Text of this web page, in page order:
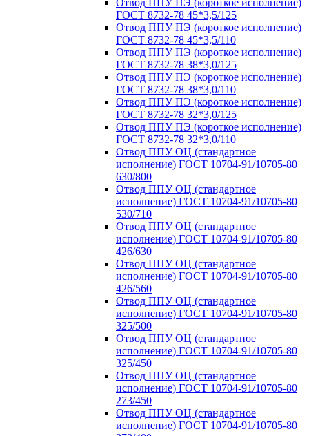
Отвод ППУ ПЭ (короткое исполнение)
ГОСТ 8732-78 45*3,5/125
Отвод ППУ ПЭ (короткое исполнение)
ГОСТ 8732-78 45*3,5/110
Отвод ППУ ПЭ (короткое исполнение)
ГОСТ 8732-78 38*3,0/125
Отвод ППУ ПЭ (короткое исполнение)
ГОСТ 8732-78 38*3,0/110
Отвод ППУ ПЭ (короткое исполнение)
ГОСТ 8732-78 32*3,0/125
Отвод ППУ ПЭ (короткое исполнение)
ГОСТ 8732-78 32*3,0/110
Отвод ППУ ОЦ (стандартное
исполнение) ГОСТ 10704-91/10705-80
630/800
Отвод ППУ ОЦ (стандартное
исполнение) ГОСТ 10704-91/10705-80
530/710
Отвод ППУ ОЦ (стандартное
исполнение) ГОСТ 10704-91/10705-80
426/630
Отвод ППУ ОЦ (стандартное
исполнение) ГОСТ 10704-91/10705-80
426/560
Отвод ППУ ОЦ (стандартное
исполнение) ГОСТ 10704-91/10705-80
325/500
Отвод ППУ ОЦ (стандартное
исполнение) ГОСТ 10704-91/10705-80
325/450
Отвод ППУ ОЦ (стандартное
исполнение) ГОСТ 10704-91/10705-80
273/450
Отвод ППУ ОЦ (стандартное
исполнение) ГОСТ 10704-91/10705-80